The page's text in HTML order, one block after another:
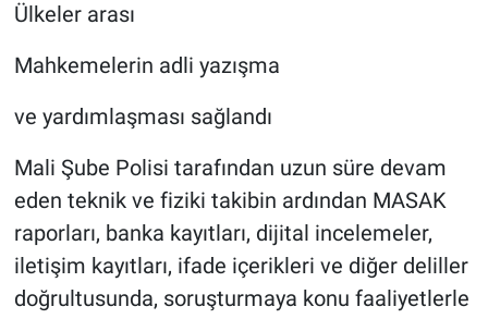
Ülkeler arası
Mahkemelerin adli yazışma
ve yardımlaşması sağlandı
Mali Şube Polisi tarafından uzun süre devam
eden teknik ve fiziki takibin ardından MASAK
raporları, banka kayıtları, dijital incelemeler,
iletişim kayıtları, ifade içerikleri ve diğer deliller
doğrultusunda, soruşturmaya konu faaliyetlerle